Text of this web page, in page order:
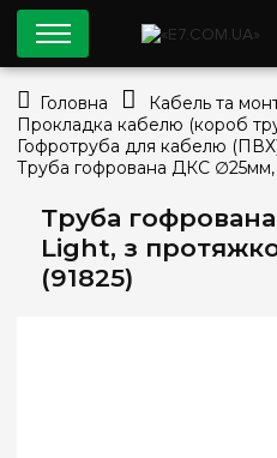
Труба
Light, з
(91825)
0
Головна
Кабель та
Прокладка кабелю (короб
Гофротруба для кабелю